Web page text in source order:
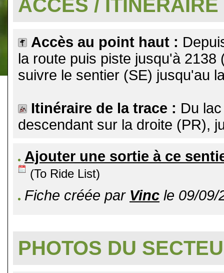
ACCÈS / ITINÉRAIRE
Accès au point haut :
la route puis piste jusqu'à
suivre le sentier (SE) jusqu'au
Itinéraire de la trace : Du
descendant sur la droite (PR),
Ajouter une sortie à ce
(To Ride List)
Fiche créée par Vinc le 09/09/
PHOTOS DU